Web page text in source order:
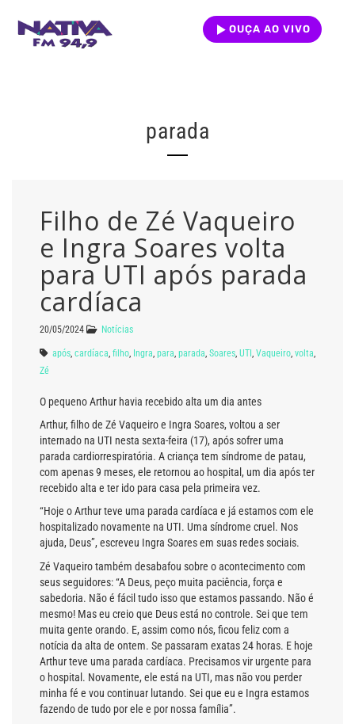
OUÇA AO VIVO
parada
Filho de Zé Vaqueiro
e Ingra Soares volta
para UTI após parada
cardíaca
20/05/2024 Notícias
após cardíaca filho Ingra para parada Soares UTI Vaqueiro volta
Zé
O pequeno Arthur havia recebido alta um dia antes
Arthur, filho de Zé Vaqueiro e Ingra Soares, voltou a ser
internado na UTI nesta sexta-feira (17), após sofrer uma
parada cardiorrespiratória. A criança tem síndrome de patau,
com apenas 9 meses, ele retornou ao hospital, um dia após ter
recebido alta e ter ido para casa pela primeira vez.
“Hoje o Arthur teve uma parada cardíaca e já estamos com ele
hospitalizado novamente na UTI. Uma síndrome cruel. Nos
ajuda, Deus”, escreveu Ingra Soares em suas redes sociais.
Zé Vaqueiro também desabafou sobre o acontecimento com
seus seguidores: “A Deus, peço muita paciência, força e
sabedoria. Não é fácil tudo isso que estamos passando. Não é
mesmo! Mas eu creio que Deus está no controle. Sei que tem
muita gente orando. E, assim como nós, ficou feliz com a
notícia da alta de ontem. Se passaram exatas 24 horas. E hoje
Arthur teve uma parada cardíaca. Precisamos vir urgente para
o hospital. Novamente, ele está na UTI, mas não vou perder
minha fé e vou continuar lutando. Sei que eu e Ingra estamos
fazendo de tudo por ele e por nossa família”.